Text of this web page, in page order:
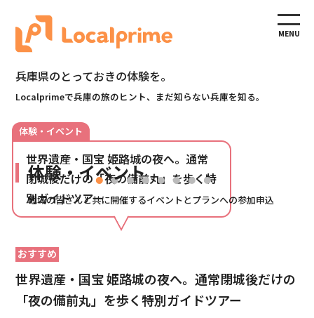
兵庫県のとっておきの体験を。
Localprimeで兵庫の旅のヒント、まだ知らない兵庫を知る。
産・国宝 姫路城の夜へ。通常
だけの「夜の備前丸」を歩く特
ドツアー
体験・イベント
地域の皆さんと共に開催するイベントとプランへの参加申込
おすすめ
世界遺産・国宝 姫路城の夜へ。通常閉城後だけの
「夜の備前丸」を歩く特別ガイドツアー